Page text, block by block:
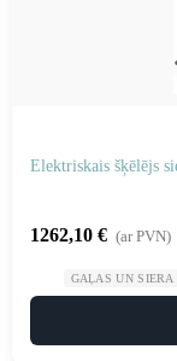
Elektriskais šķēlējs
1262,10 € (ar PVN)
GAĻAS UN SIERA